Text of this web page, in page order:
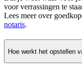
voor verrassingen te
Lees meer over
notaris.
Hoe werkt het opstellen